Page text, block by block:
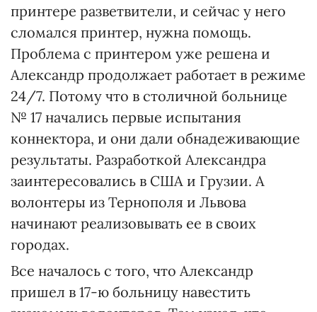
принтере разветвители, и сейчас у него
сломался принтер, нужна помощь.
Проблема с принтером уже решена и
Александр продолжает работает в режиме
24/7. Потому что в столичной больнице
№ 17 начались первые испытания
коннектора, и они дали обнадеживающие
результаты. Разработкой Александра
заинтересовались в США и Грузии. А
волонтеры из Тернополя и Львова
начинают реализовывать ее в своих
городах.
Все началось с того, что Александр
пришел в 17-ю больницу навестить